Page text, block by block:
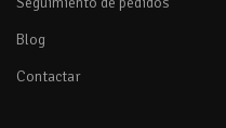
Blog
Contactar